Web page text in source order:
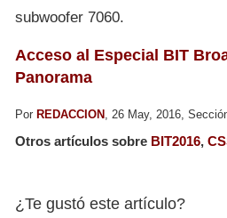
subwoofer 7060.
Acceso al Especial BIT
Panorama
Por REDACCION , 26 May, 2016,
Otros artículos sobre BIT2016,
¿Te gustó este artículo?